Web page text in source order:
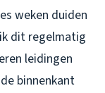
weken duiden
dit regelmatig
leidingen
binnenkant